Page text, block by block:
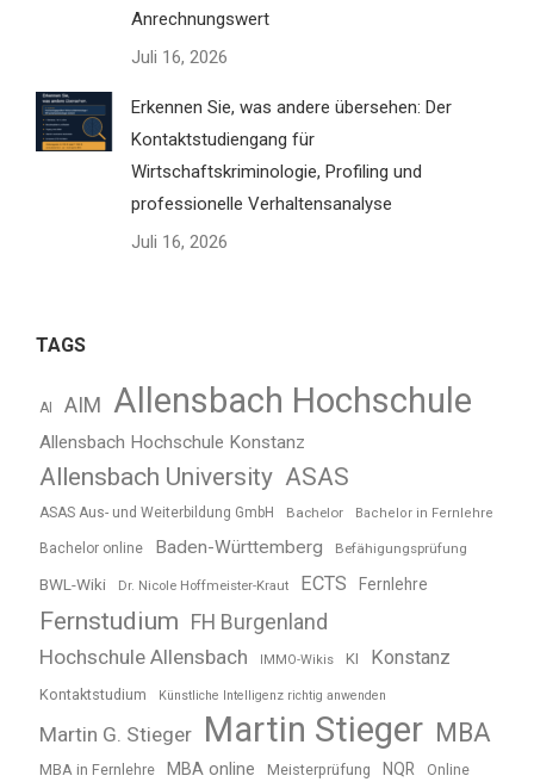
Anrechnungswert
Juli 16, 2026
Erkennen Sie, was andere übersehen: Der
Kontaktstudiengang für
Wirtschaftskriminologie, Profiling und
professionelle Verhaltensanalyse
Juli 16, 2026
TAGS
AI AIM Allensbach Hochschule
Allensbach Hochschule Konstanz
Allensbach University ASAS
ASAS Aus- und Weiterbildung GmbH Bachelor Bachelor in Fernlehre
Bachelor online Baden-Württemberg Befähigungsprüfung
BWL-Wiki Dr. Nicole Hoffmeister-Kraut ECTS Fernlehre
Fernstudium
FH Burgenland
Hochschule Allensbach
IMMO-Wikis KI Konstanz
Kontaktstudium Künstliche Intelligenz richtig anwenden
Martin G. Stieger Martin Stieger MBA
MBA in Fernlehre MBA online Meisterprüfung NQR Online